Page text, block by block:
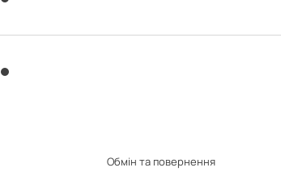
Обмін та повернення